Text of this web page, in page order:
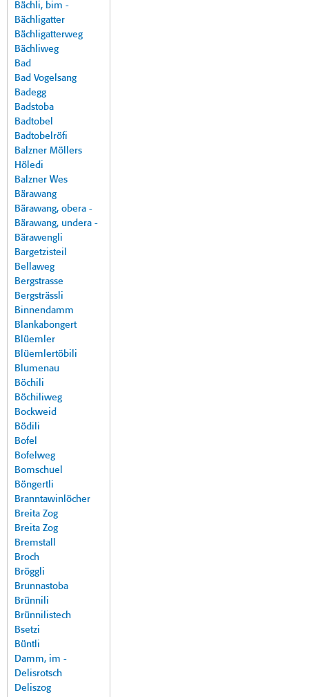
Bächli, bim -
Bächligatter
Bächligatterweg
Bächliweg
Bad
Bad Vogelsang
Badegg
Badstoba
Badtobel
Badtobelröfi
Balzner Möllers
Höledi
Balzner Wes
Bärawang
Bärawang, obera -
Bärawang, undera -
Bärawengli
Bargetzisteil
Bellaweg
Bergstrasse
Bergsträssli
Binnendamm
Blankabongert
Blüemler
Blüemlertöbili
Blumenau
Böchili
Böchiliweg
Bockweid
Bödili
Bofel
Bofelweg
Bomschuel
Böngertli
Branntawinlöcher
Breita Zog
Breita Zog
Bremstall
Broch
Bröggli
Brunnastoba
Brünnili
Brünnilistech
Bsetzi
Büntli
Damm, im -
Delisrotsch
Deliszog